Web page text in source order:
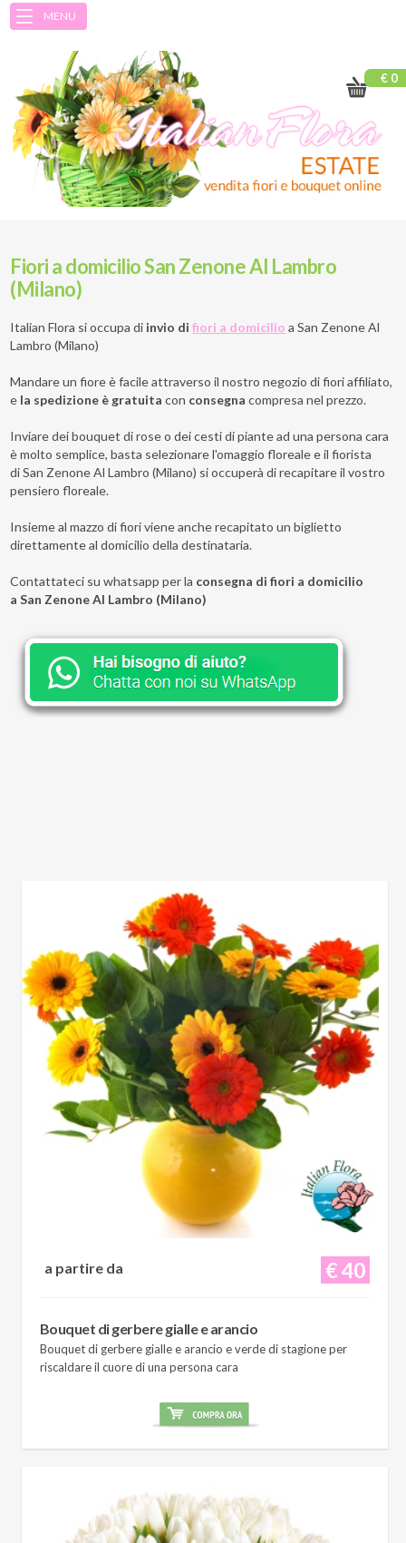
MENU
€ 0
Fiori a domicilio San Zenone Al Lambro
(Milano)
Italian Flora si occupa di invio difiori a domicilio a San Zenone Al
Lambro (Milano)
Mandare un fiore è facile attraverso il nostro negozio di fiori affiliato,
e la spedizione è gratuita con consegna compresa nel prezzo.
Inviare dei bouquet di rose o dei cesti di piante ad una persona cara
è molto semplice, basta selezionare l'omaggio floreale e il fiorista
di San Zenone Al Lambro (Milano) si occuperà di recapitare il vostro
pensiero floreale.
Insieme al mazzo di fiori viene anche recapitato un biglietto
direttamente al domicilio della destinataria.
Contattateci su whatsapp per la consegna di fiori a domicilio
a San Zenone Al Lambro (Milano)
€ 40
a partire da
Bouquet di gerbere gialle e arancio
Bouquet di gerbere gialle e arancio e verde di stagione per
riscaldare il cuore di una persona cara